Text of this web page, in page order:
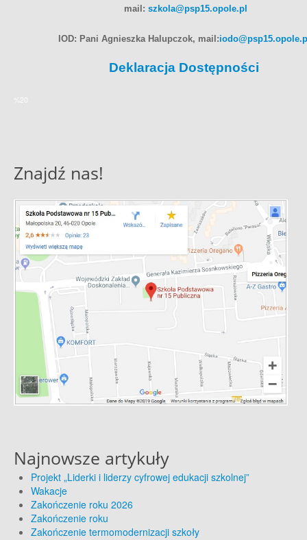
mail: szkola@psp15.opole.pl
IOD: Pani Agnieszka Halupczok, mail:
Deklaracja Dostępności
%20
Znajdź nas!
Najnowsze artykuły
Projekt „Liderki i liderzy cyfrowej edukacji szkolnej”
Wakacje
Zakończenie roku 2026
Zakończenie roku
Zakończenie termomodernizacji szkoły